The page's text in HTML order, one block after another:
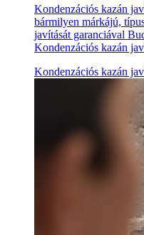
Kondenzációs kazán
bármilyen márkájú,
javítását garanciával
Kondenzációs kazán
Kondenzációs kazán